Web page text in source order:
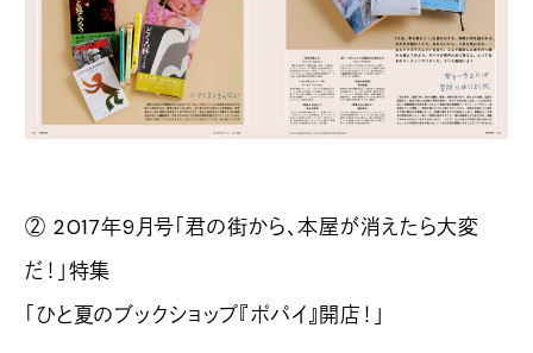
② 2017年9月号「君の街から、本屋が消えたら大変
だ！」特集
「ひと夏のブックショップ『ポパイ』開店！」